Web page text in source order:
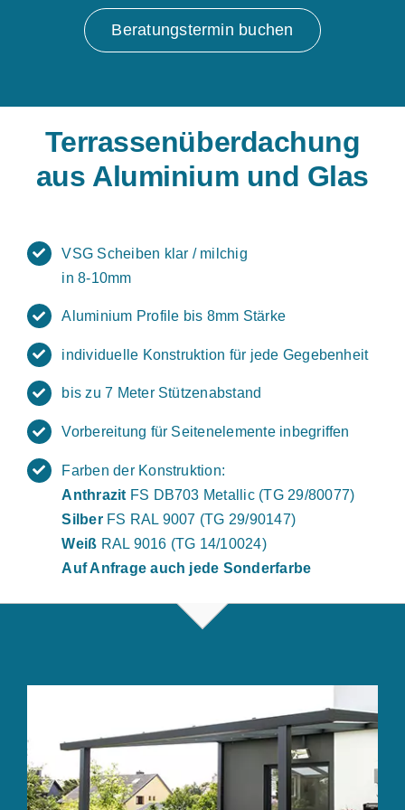
Beratungstermin buchen
Terrassenüberdachung
aus Aluminium und Glas
VSG Scheiben klar / milchig
in 8-10mm
Aluminium Profile bis 8mm Stärke
individuelle Konstruktion für jede Gegebenheit
bis zu 7 Meter Stützenabstand
Vorbereitung für Seitenelemente inbegriffen
Farben der Konstruktion:
Anthrazit FS DB703 Metallic (TG 29/80077)
SilberFS RAL 9007 (TG 29/90147)
Weiß RAL 9016 (TG 14/10024)
Auf Anfrage auch jede Sonderfarbe